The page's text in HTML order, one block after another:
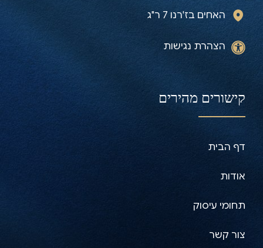
האחים בז'רנו 7 ר"ג
הצהרת נגישות
קישורים מהירים
דף הבית
אודות
תחומי עיסוק
צור קשר